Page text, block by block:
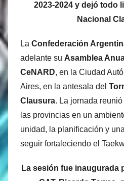
2023-2024 y dejó todo
Nacional
La Confederación
adelante su Asamblea
CeNARD, en la Ciudad
Aires, en la antesala del
Clausura. La jornada
las provincias en un
unidad, la planificación y
seguir fortaleciendo el
La sesión fue inaugurada